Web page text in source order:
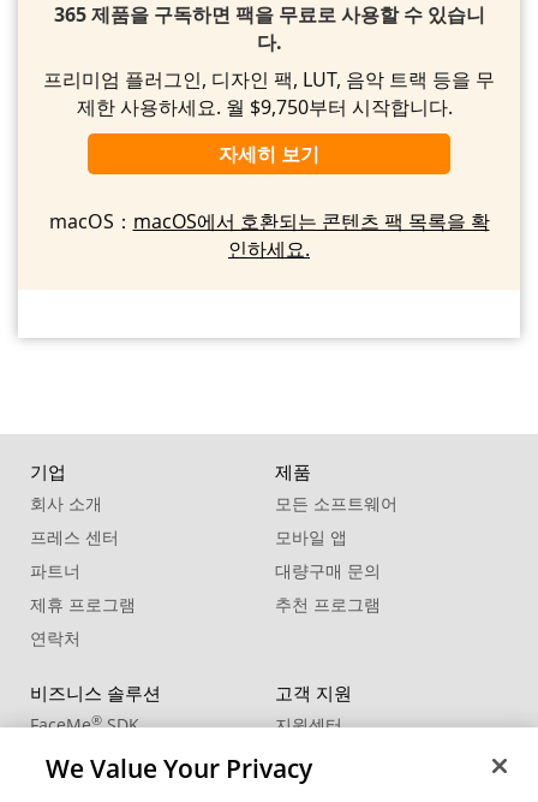
365 제품을 구독하면 팩을 무료로 사용할 수 있습니
다.
프리미엄 플러그인, 디자인 팩, LUT, 음악 트랙 등을 무
제한 사용하세요. 월 $9,750부터 시작합니다.
자세히 보기
macOS： macOS에서 호환되는 콘텐츠 팩 목록을 확
인하세요.
기업
회사 소개
프레스 센터
파트너
제휴 프로그램
연락처
제품
모든 소프트웨어
모바일 앱
대량구매 문의
추천 프로그램
비즈니스 솔루션
FaceMe®SDK
고객 지원
지원센터
제품 업데이트
We Value Your Privacy